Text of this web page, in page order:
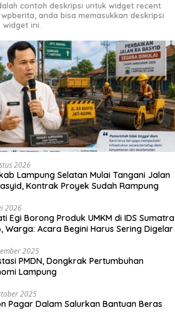
contoh deskripsi untuk widget recent
anda bisa memasukkan deskripsi
widget ini.
2026
Lampung Selatan Mulai Tangani Jalan
Kontrak Proyek Sudah Rampung
2026
Egi Borong Produk UMKM di IDS Sumatra
Warga: Acara Begini Harus Sering Digelar
2025
PMDN, Dongkrak Pertumbuhan
Lampung
2025
Pagar Dalam Salurkan Bantuan Beras